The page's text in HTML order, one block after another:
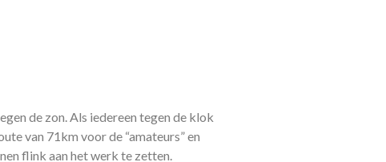
de zon. Als iedereen tegen de klok
van 71km voor de “amateurs” en
flink aan het werk te zetten.